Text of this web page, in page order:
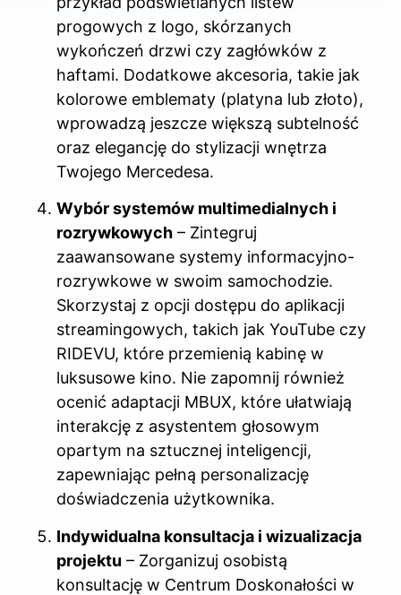
progowych z logo, skórzanych
wykończeń drzwi czy zagłówków z
haftami. Dodatkowe akcesoria, takie jak
kolorowe emblematy (platyna lub złoto),
wprowadzą jeszcze większą subtelność
oraz elegancję do stylizacji wnętrza
Twojego Mercedesa.
Wybór systemów multimedialnych i
rozrywkowych – Zintegruj
zaawansowane systemy informacyjno-
rozrywkowe w swoim samochodzie.
Skorzystaj z opcji dostępu do aplikacji
streamingowych, takich jak YouTube czy
RIDEVU, które przemienią kabinę w
luksusowe kino. Nie zapomnij również
ocenić adaptacji MBUX, które ułatwiają
interakcję z asystentem głosowym
opartym na sztucznej inteligencji,
zapewniając pełną personalizację
doświadczenia użytkownika.
Indywidualna konsultacja i wizualizacja
projektu – Zorganizuj osobistą
konsultację w Centrum Doskonałości w